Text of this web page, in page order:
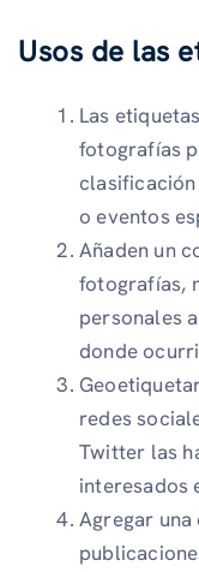
Usos de las
Las
fotografías
clasificación
o eventos
Añaden un
fotografías,
personales
donde
redes
Twitter las
interesados
Agregar